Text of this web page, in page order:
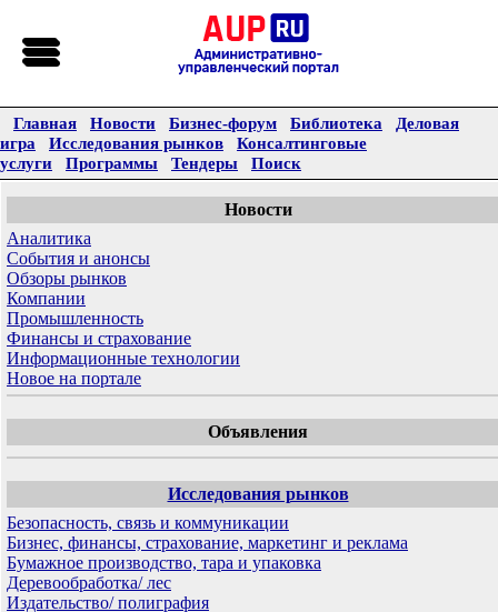
Главная Новости Бизнес-форум Библиотека
Деловая
игра
Исследования рынков
Консалтинговые
услуги
Программы Тендеры Поиск
Новости
Аналитика
События и анонсы
Обзоры рынков
Компании
Промышленность
Финансы и страхование
Информационные технологии
Новое на портале
Объявления
Исследования рынков
Безопасность, связь и коммуникации
Бизнес, финансы, страхование, маркетинг и реклама
Бумажное производство, тара и упаковка
Деревообработка/ лес
Издательство/ полиграфия